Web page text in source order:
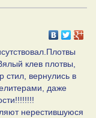
клев плотвы,
стил, вернулись в
даже
нерестившуюся